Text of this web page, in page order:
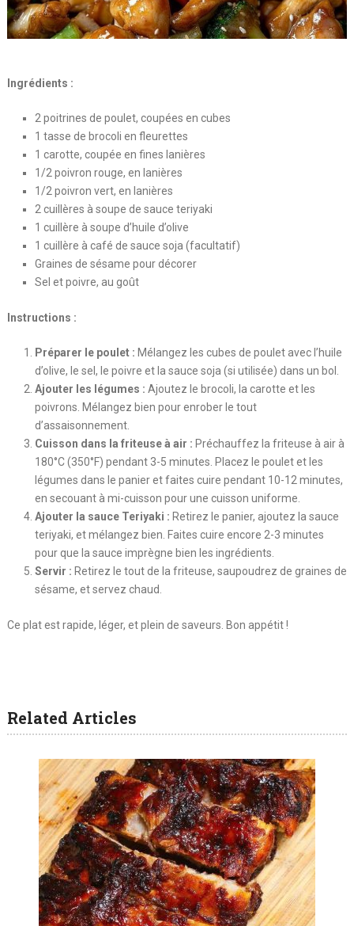
Ingrédients :
2 poitrines de poulet, coupées en cubes
1 tasse de brocoli en fleurettes
1 carotte, coupée en fines lanières
1/2 poivron rouge, en lanières
1/2 poivron vert, en lanières
2 cuillères à soupe de sauce teriyaki
1 cuillère à soupe d’huile d’olive
1 cuillère à café de sauce soja (facultatif)
Graines de sésame pour décorer
Sel et poivre, au goût
Instructions :
Préparer le poulet : Mélangez les cubes de poulet avec l’huile
d’olive, le sel, le poivre et la sauce soja (si utilisée) dans un bol.
Ajouter les légumes : Ajoutez le brocoli, la carotte et les
poivrons. Mélangez bien pour enrober le tout
d’assaisonnement.
Cuisson dans la friteuse à air : Préchauffez la friteuse à air à
180°C (350°F) pendant 3-5 minutes. Placez le poulet et les
légumes dans le panier et faites cuire pendant 10-12 minutes,
en secouant à mi-cuisson pour une cuisson uniforme.
Ajouter la sauce Teriyaki : Retirez le panier, ajoutez la sauce
teriyaki, et mélangez bien. Faites cuire encore 2-3 minutes
pour que la sauce imprègne bien les ingrédients.
Servir : Retirez le tout de la friteuse, saupoudrez de graines de
sésame, et servez chaud.
Ce plat est rapide, léger, et plein de saveurs. Bon appétit !
Related Articles